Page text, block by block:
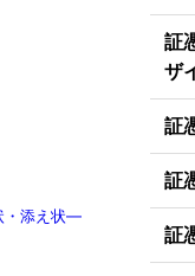
・添え状―
証
ザ
証
証
証